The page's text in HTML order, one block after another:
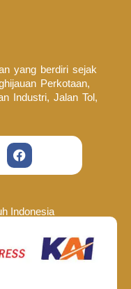
yang berdiri sejak
Perkotaan,
Industri, Jalan Tol,
Indonesia